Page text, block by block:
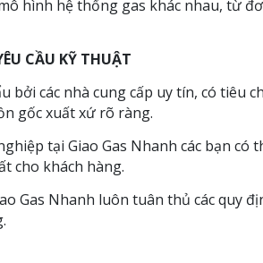
hình hệ thống gas khác nhau, từ
CẦU KỸ THUẬT
bởi các nhà cung cấp uy tín, có tiêu
gốc xuất xứ rõ ràng.
tại Giao Gas Nhanh các bạn có
cho khách hàng.
Gas Nhanh luôn tuân thủ các quy